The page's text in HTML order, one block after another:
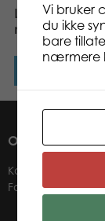
Lumo Stars
mini plush
OM OSS
Kontakter
Forhandlere
Vi bruker
du ikke
bare
nærmere